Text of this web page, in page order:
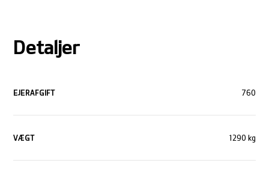
Detaljer
EJERAFGIFT 760
VÆGT 1290 kg